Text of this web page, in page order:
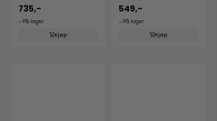
735,-
På lager
Kjøp
549,-
På lager
Kjøp